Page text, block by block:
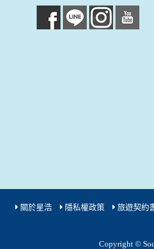
生的相關記錄，包括您使用連線設
用的瀏覽器、瀏覽及點選資料紀錄
的瀏覽器予以標示，歸納使用者瀏
本公司不會向任何人出售或出借您
在以下情況下， 本公司會向其他人
違反本公司旗下網站的會員條款或
關於星浩 隱私權政策 旅遊契約
Copyright ©